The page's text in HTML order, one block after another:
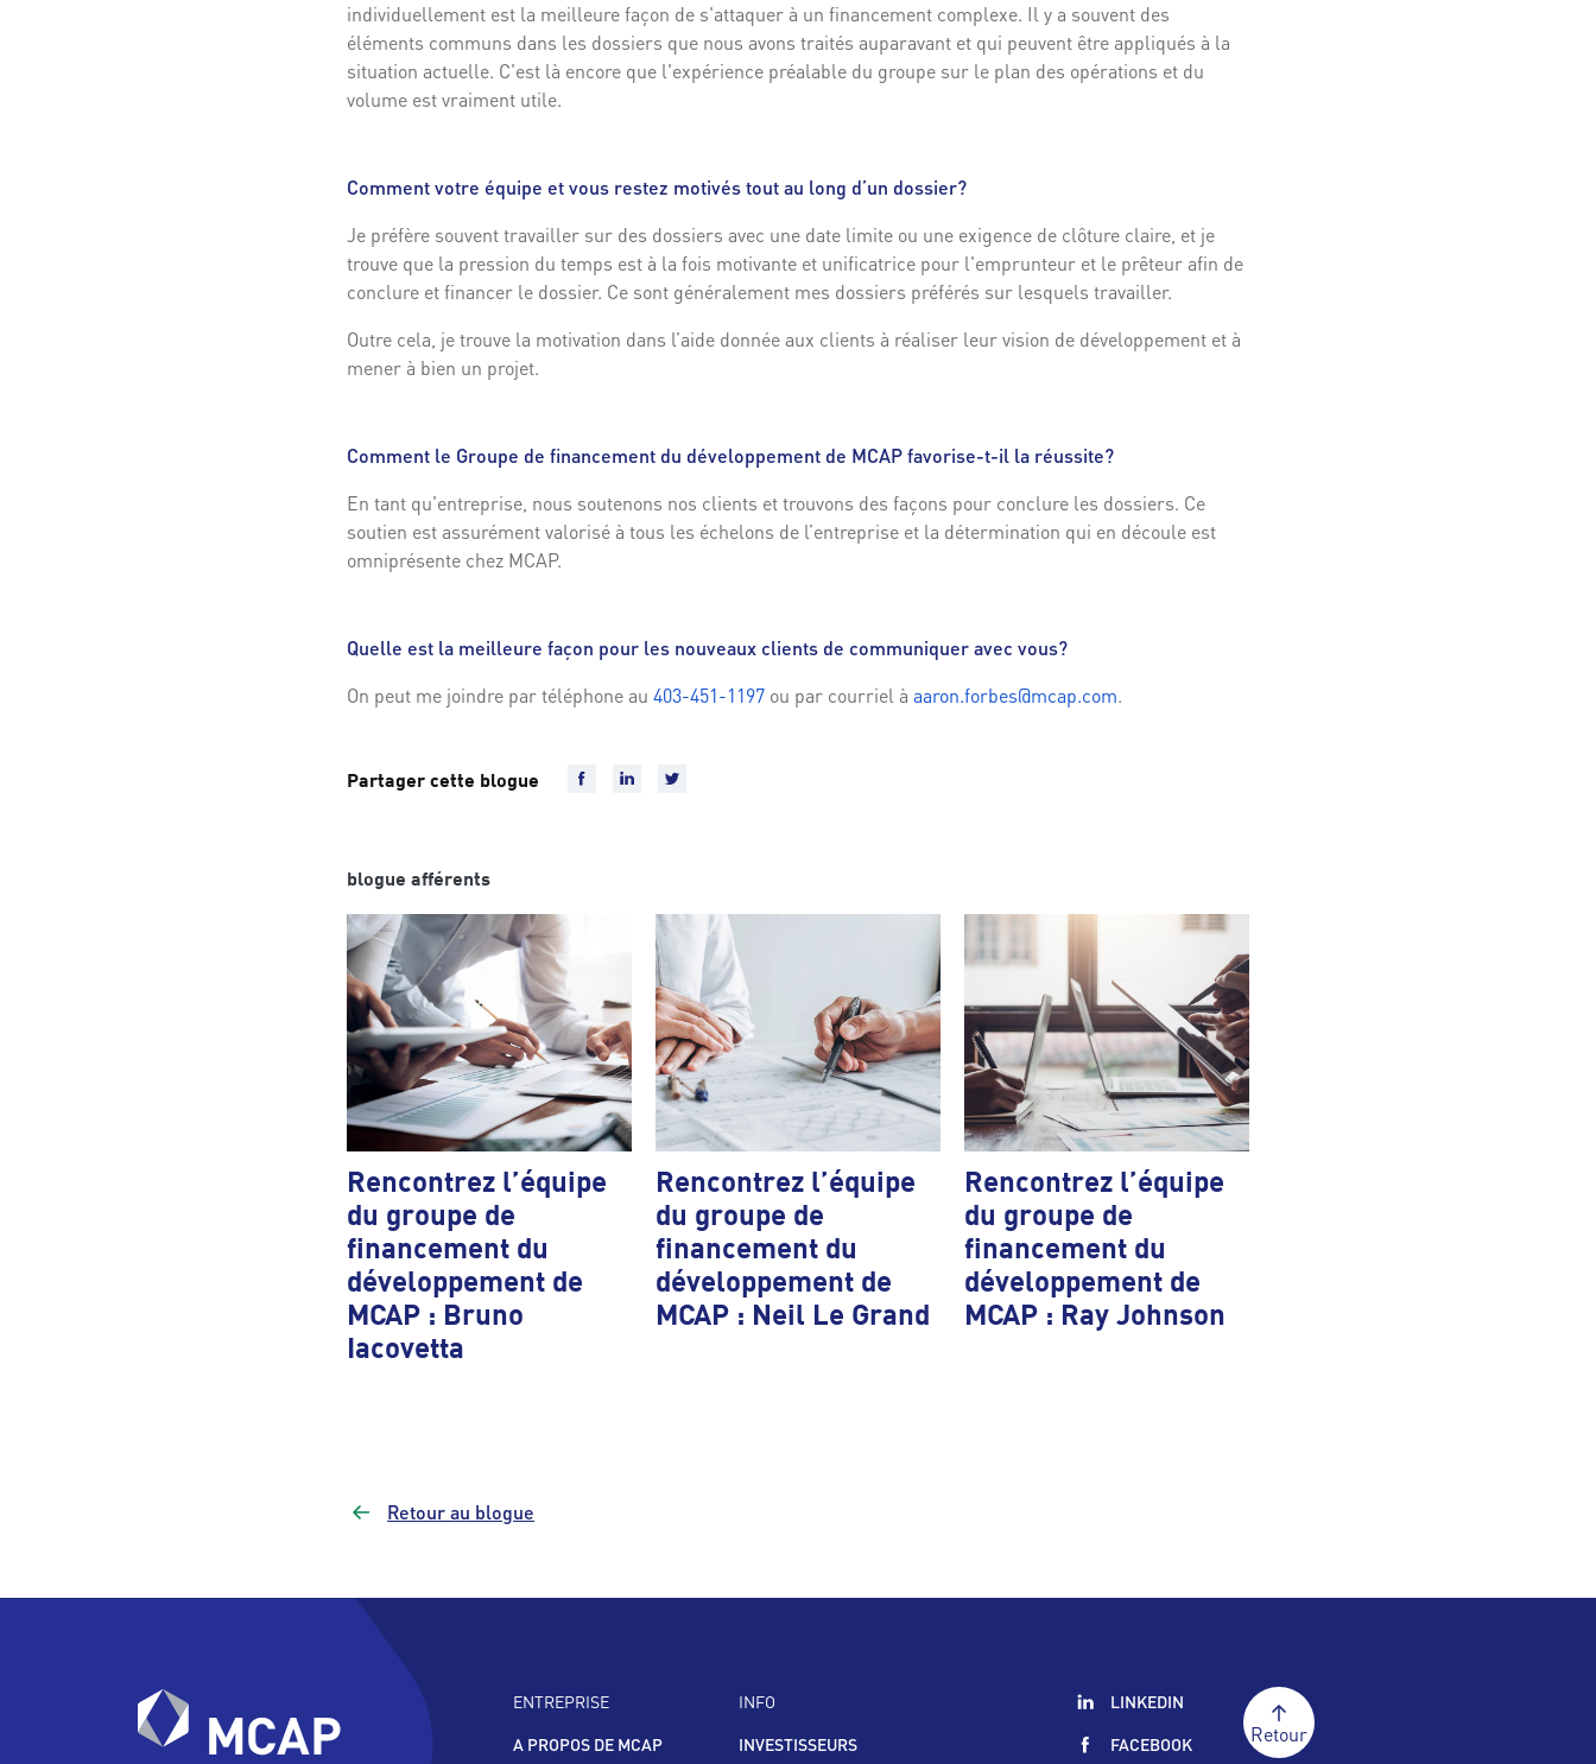
individuellement est la meilleure façon de s'attaquer à un financement complexe. Il y a souvent des
éléments communs dans les dossiers que nous avons traités auparavant et qui peuvent être appliqués à la
situation actuelle. C'est là encore que l'expérience préalable du groupe sur le plan des opérations et du
volume est vraiment utile.
Comment votre équipe et vous restez motivés tout au long d’un dossier?
Je préfère souvent travailler sur des dossiers avec une date limite ou une exigence de clôture claire, et je
trouve que la pression du temps est à la fois motivante et unificatrice pour l'emprunteur et le prêteur afin de
conclure et financer le dossier. Ce sont généralement mes dossiers préférés sur lesquels travailler.
Outre cela, je trouve la motivation dans l’aide donnée aux clients à réaliser leur vision de développement et à
mener à bien un projet.
Comment le Groupe de financement du développement de MCAP favorise-t-il la réussite?
En tant qu'entreprise, nous soutenons nos clients et trouvons des façons pour conclure les dossiers. Ce
soutien est assurément valorisé à tous les échelons de l’entreprise et la détermination qui en découle est
omniprésente chez MCAP.
Quelle est la meilleure façon pour les nouveaux clients de communiquer avec vous?
On peut me joindre par téléphone au 403-451-1197 ou par courriel à aaron.forbes@mcap.com.
Partager cette blogue
blogue afférents
Rencontrez l’équipe
du groupe de
financement du
développement de
MCAP : Bruno
Iacovetta
Rencontrez l’équipe
du groupe de
financement du
développement de
MCAP : Neil Le Grand
Rencontrez l’équipe
du groupe de
financement du
développement de
MCAP : Ray Johnson
Retour au blogue
ENTREPRISE
A PROPOS DE MCAP
INFO
INVESTISSEURS
LINKEDIN
FACEBOOK
Retour